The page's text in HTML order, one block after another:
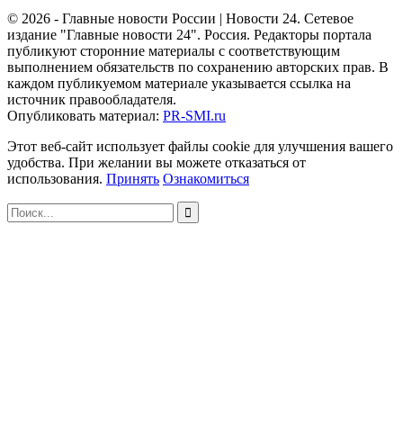
© 2026 - Главные новости России | Новости 24. Сетевое
издание "Главные новости 24". Россия. Редакторы портала
публикуют сторонние материалы с соответствующим
выполнением обязательств по сохранению авторских прав. В
каждом публикуемом материале указывается ссылка на
источник правообладателя.
Опубликовать материал: PR-SMI.ru
Этот веб-сайт использует файлы cookie для улучшения вашего
удобства. При желании вы можете отказаться от
использования. Принять Ознакомиться